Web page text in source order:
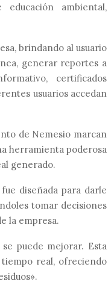
ambiental,
brindando al usuario
generar reportes a
certificados
usuarios accedan
de Nemesio marcan
herramienta poderosa
generado.
diseñada para darle
tomar decisiones
la empresa.
puede mejorar. Esta
real, ofreciendo